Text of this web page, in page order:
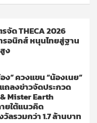
จัด THECA 2026
รอนิกส์ หนุนไทยสู่ฐาน
ง
ง” ควงแขน “น้องเนย”
ถลงข่าวจัดประกวด
Mister Earth
ยใต้แนวคิด
วัลรวมกว่า 1.7 ล้านบาท